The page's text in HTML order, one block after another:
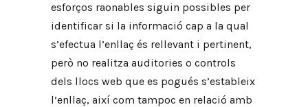
esforços raonables siguin possibles per
identificar si la informació cap a la qual
s’efectua l’enllaç és rellevant i pertinent,
però no realitza auditories o controls
dels llocs web que es pogués s’estableix
l’enllaç, així com tampoc en relació amb